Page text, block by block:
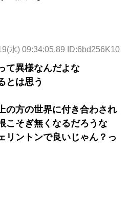
水) 09:34:05.89 ID:6bd256K10
て異様なんだよな
とは思う
の方の世界に付き合わされ
こそぎ無くなるだろうな
リントンで良いじゃん？っ